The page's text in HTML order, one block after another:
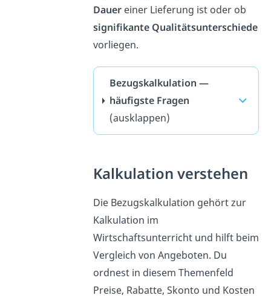
Dauereiner Lieferung ist oder ob
signifikante Qualitätsunterschiede
vorliegen.
Bezugskalkulation —
häufigste Fragen
(ausklappen)
Kalkulation verstehen
Die Bezugskalkulation gehört zur
Kalkulation im
Wirtschaftsunterricht und hilft beim
Vergleich von Angeboten. Du
ordnest in diesem Themenfeld
Preise, Rabatte, Skonto und Kosten